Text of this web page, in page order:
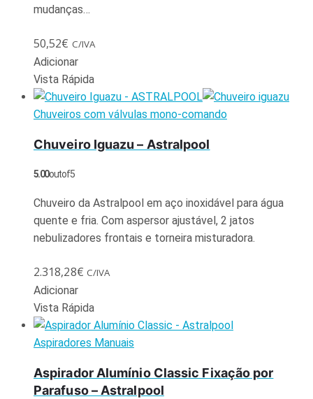
mudanças…
50,52€ C/IVA
Adicionar
Vista Rápida
Chuveiros com válvulas mono-comando
Chuveiro Iguazu – Astralpool
5.00out of 5
Chuveiro da Astralpool em aço inoxidável para água
quente e fria. Com aspersor ajustável, 2 jatos
nebulizadores frontais e torneira misturadora.
2.318,28€ C/IVA
Adicionar
Vista Rápida
Aspiradores Manuais
Aspirador Alumínio Classic Fixação por
Parafuso – Astralpool